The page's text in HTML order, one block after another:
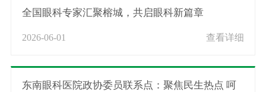
全国眼科专家汇聚榕城，共启眼科新篇章
2026-06-01 查看详细
东南眼科医院政协委员联系点：聚焦民生热点 呵